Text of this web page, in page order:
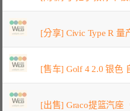
[分享] Civic Type R 量
[售车] Golf 4 2.0 银色
[出售] Graco提篮汽座